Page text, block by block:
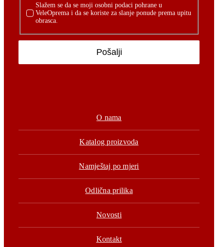
Slažem se da se moji osobni podaci pohrane u
VeleOprema i da se koriste za slanje ponude prema upitu
obrasca.
Pošalji
O nama
Katalog proizvoda
Namještaj po mjeri
Odlična prilika
Novosti
Kontakt